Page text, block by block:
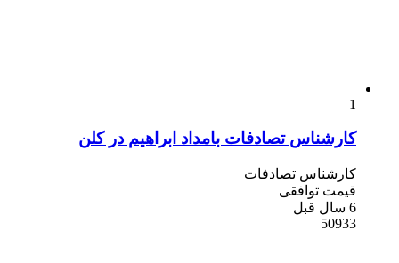
کارشناس تصادفات بامداد ابراهیم در کلن
کارشناس تصادفات
قیمت توافقی
50933